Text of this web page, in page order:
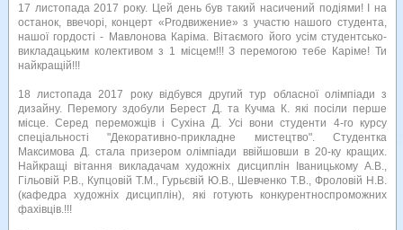
17 листопада 2017 року. Цей день був такий насичений подіями! І на
останок, ввечорі, концерт «Proдвижение» з участю нашого студента,
нашої гордості - Мавлонова Каріма. Вітаємого його усім студентсько-
викладацьким колективом з 1 місцем!!! З перемогою тебе Каріме! Ти
найкращій!!!
18 листопада 2017 року відбувся другий тур обласної олімпіади з
дизайну. Перемогу здобули Берест Д. та Кучма К. які посіли перше
місце. Серед переможців і Сухіна Д. Усі вони студенти 4-го курсу
спеціальності "Декоративно-прикладне мистецтво". Студентка
Максимова Д. стала призером олімпіади ввійшовши в 20-ку кращих.
Найкращі вітання викладачам художніх дисциплін Іваницькому А.В.,
Гільовій Р.В., Купцовій Т.М., Гурьєвій Ю.В., Шевченко Т.В., Фроловій Н.В.
(кафедра художніх дисциплін), які готують конкурентноспроможних
фахівців.!!!